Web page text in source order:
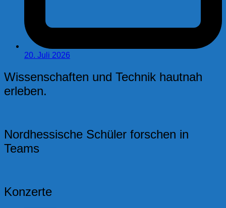
20. Juli 2026
Wissenschaften und Technik hautnah
erleben.
Nordhessische Schüler forschen in
Teams
Konzerte